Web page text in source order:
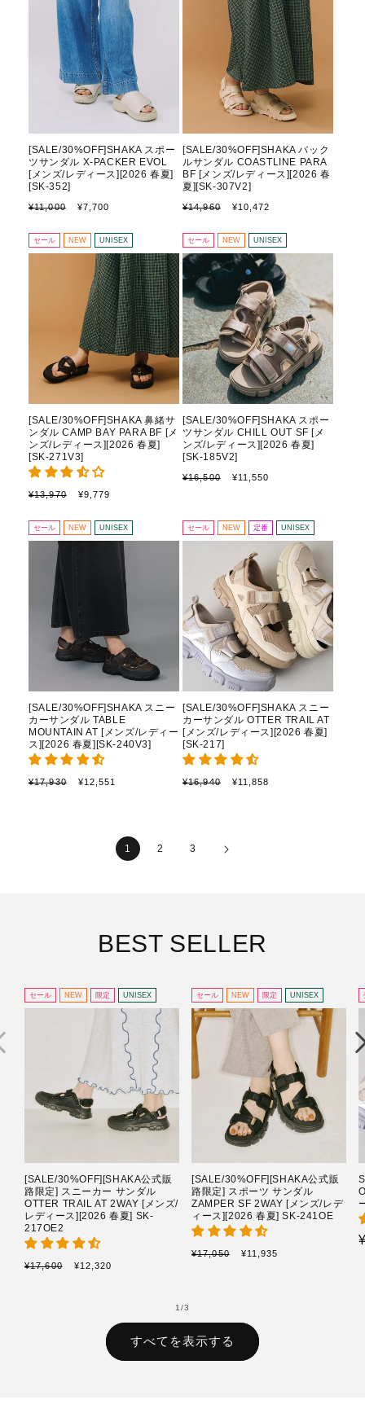
[SALE/30%OFF]SHAKA スポー
ツサンダル X-PACKER EVOL
[メンズ/レディース][2026 春夏]
[SK-352]
通
価
格
¥11,000
セ
ル
価
¥7,700
[SALE/30%OFF]SHAKA バック
ルサンダル COASTLINE PARA
BF [メンズ/レディース][2026 春
夏][SK-307V2]
通
価
格
¥14,960
セ
ル
価
格
¥10,472
セール NEW UNISEX
[SALE/30%OFF]SHAKA 鼻緒サ
ンダル CAMP BAY PARA BF [メ
ンズ/レディース][2026 春夏]
[SK-271V3]
通
価
格
¥13,970
セ
ル
価
¥9,779
セール NEW UNISEX
[SALE/30%OFF]SHAKA スポー
ツサンダル CHILL OUT SF [メ
ンズ/レディース][2026 春夏]
[SK-185V2]
通
格
¥16,500
セ
価
格
¥11,550
セール NEW UNISEX
[SALE/30%OFF]SHAKA スニー
カーサンダル TABLE
MOUNTAIN AT [メンズ/レディー
ス][2026 春夏][SK-240V3]
通
¥17,930
セ
¥12,551
セール NEW 定番 UNISEX
[SALE/30%OFF]SHAKA スニー
カーサンダル OTTER TRAIL AT
[メンズ/レディース][2026 春夏]
[SK-217]
通
¥16,940
セ
¥11,858
1 2 3
BEST SELLER
セール NEW 限定 UNISEX
[SALE/30%OFF][SHAKA公式販
路限定] スニーカー サンダル
OTTER TRAIL AT 2WAY [メンズ/
レディース][2026 春夏] SK-
217OE2
通
¥17,600
セ
¥12,320
セール NEW 限定 UNISEX
[SALE/30%OFF][SHAKA公式販
路限定] スポーツ サンダル
ZAMPER SF 2WAY [メンズ/レデ
ィース][2026 春夏] SK-241OE
通
¥17,050
セ
¥11,935
1/の
3
すべてを表示する